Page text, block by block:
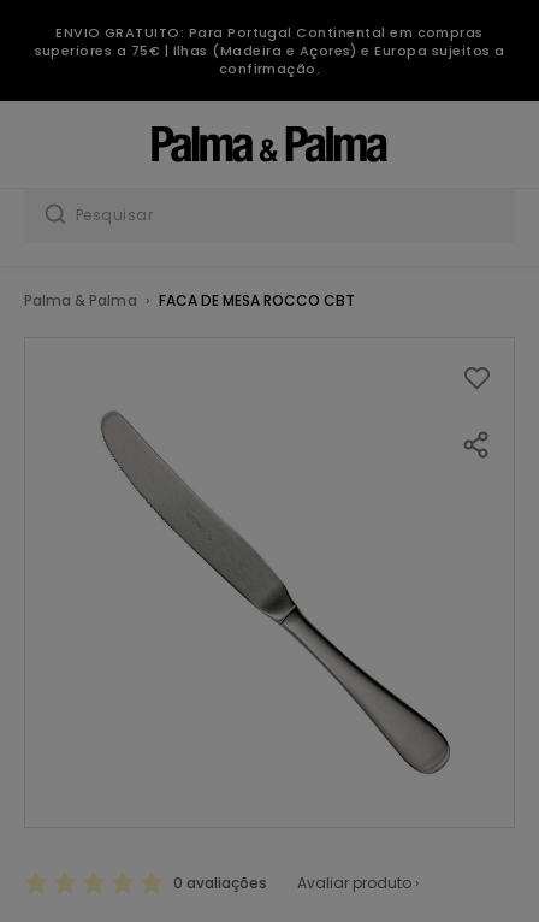
ENVIO GRATUITO: Para Portugal Continental em compras
superiores a 75€ | Ilhas (Madeira e Açores) e Europa sujeitos a
confirmação.
Palma & Palma FACA DE MESA ROCCO CBT
0 avaliações Avaliar produto ›